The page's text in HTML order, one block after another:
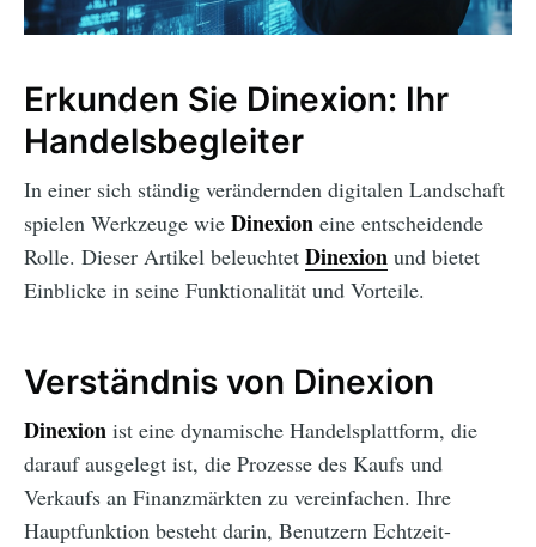
Erkunden Sie Dinexion: Ihr
Handelsbegleiter
In einer sich ständig verändernden digitalen Landschaft
spielen Werkzeuge wie Dinexion eine entscheidende
Rolle. Dieser Artikel beleuchtet Dinexion und bietet
Einblicke in seine Funktionalität und Vorteile.
Verständnis von Dinexion
Dinexion ist eine dynamische Handelsplattform, die
darauf ausgelegt ist, die Prozesse des Kaufs und
Verkaufs an Finanzmärkten zu vereinfachen. Ihre
Hauptfunktion besteht darin, Benutzern Echtzeit-